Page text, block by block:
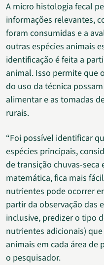
A micro histologia fecal
informações relevantes,
foram consumidas e a
outras espécies animais
identificação é feita a
animal. Isso permite que
do uso da técnica
alimentar e as tomadas
rurais.
“Foi possível identificar
espécies principais,
de transição chuvas-seca
matemática, fica mais
nutrientes pode ocorrer
partir da observação das
inclusive, predizer o tipo
nutrientes adicionais)
animais em cada área de
o pesquisador.